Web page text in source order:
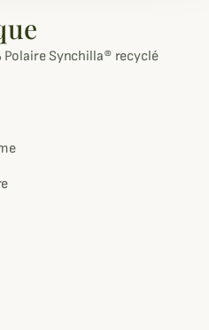
Polaire Synchilla® recyclé